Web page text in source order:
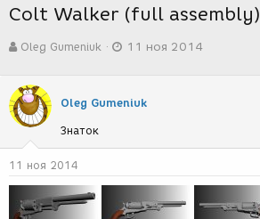
Colt Walker (full assembly)
в
о
р
т
е
м
ы
Oleg Gumeniuk
а
с
д
я
11 ноя 2014
Oleg Gumeniuk
Знаток
11 ноя 2014